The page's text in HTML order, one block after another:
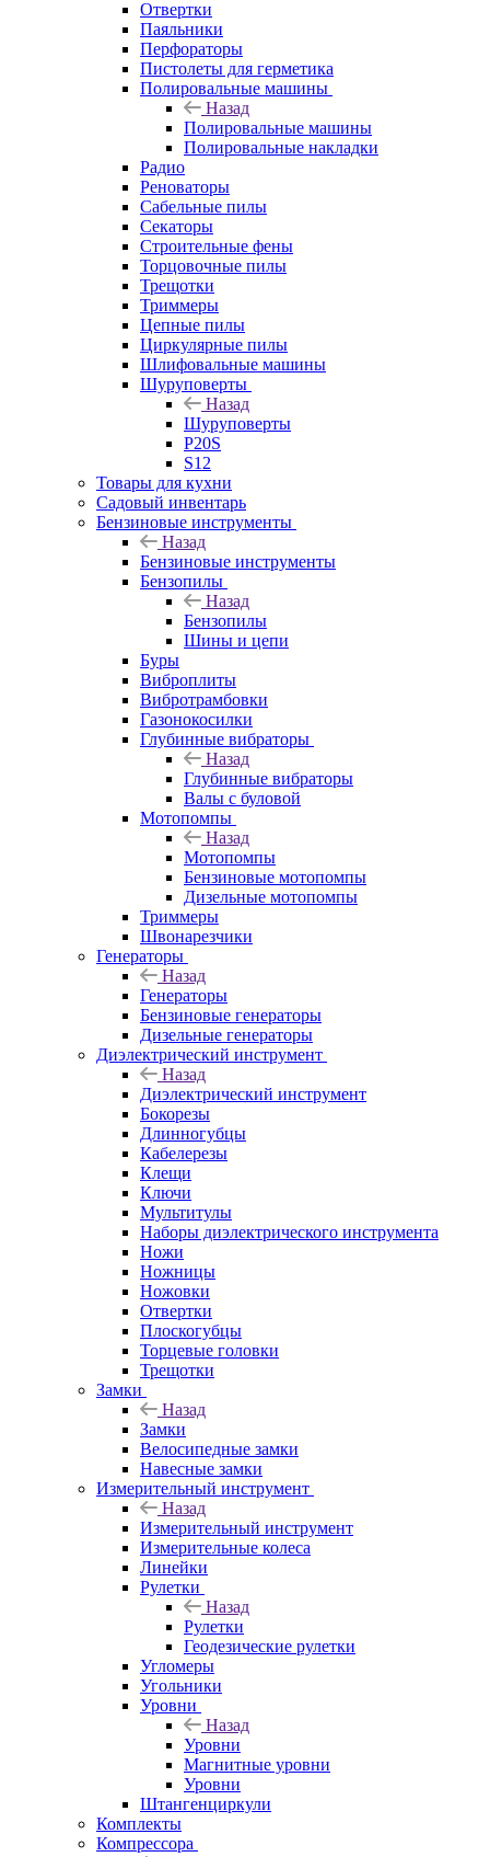
Отвертки
Паяльники
Перфораторы
Пистолеты для герметика
Полировальные машины
Назад
Полировальные машины
Полировальные накладки
Радио
Реноваторы
Сабельные пилы
Секаторы
Строительные фены
Торцовочные пилы
Трещотки
Триммеры
Цепные пилы
Циркулярные пилы
Шлифовальные машины
Шуруповерты
Назад
Шуруповерты
P20S
S12
Товары для кухни
Садовый инвентарь
Бензиновые инструменты
Назад
Бензиновые инструменты
Бензопилы
Назад
Бензопилы
Шины и цепи
Буры
Виброплиты
Вибротрамбовки
Газонокосилки
Глубинные вибраторы
Назад
Глубинные вибраторы
Валы с буловой
Мотопомпы
Назад
Мотопомпы
Бензиновые мотопомпы
Дизельные мотопомпы
Триммеры
Швонарезчики
Генераторы
Назад
Генераторы
Бензиновые генераторы
Дизельные генераторы
Диэлектрический инструмент
Назад
Диэлектрический инструмент
Бокорезы
Длинногубцы
Кабелерезы
Клещи
Ключи
Мультитулы
Наборы диэлектрического инструмента
Ножи
Ножницы
Ножовки
Отвертки
Плоскогубцы
Торцевые головки
Трещотки
Замки
Назад
Замки
Велосипедные замки
Навесные замки
Измерительный инструмент
Назад
Измерительный инструмент
Измерительные колеса
Линейки
Рулетки
Назад
Рулетки
Геодезические рулетки
Угломеры
Угольники
Уровни
Назад
Уровни
Магнитные уровни
Уровни
Штангенциркули
Комплекты
Компрессора